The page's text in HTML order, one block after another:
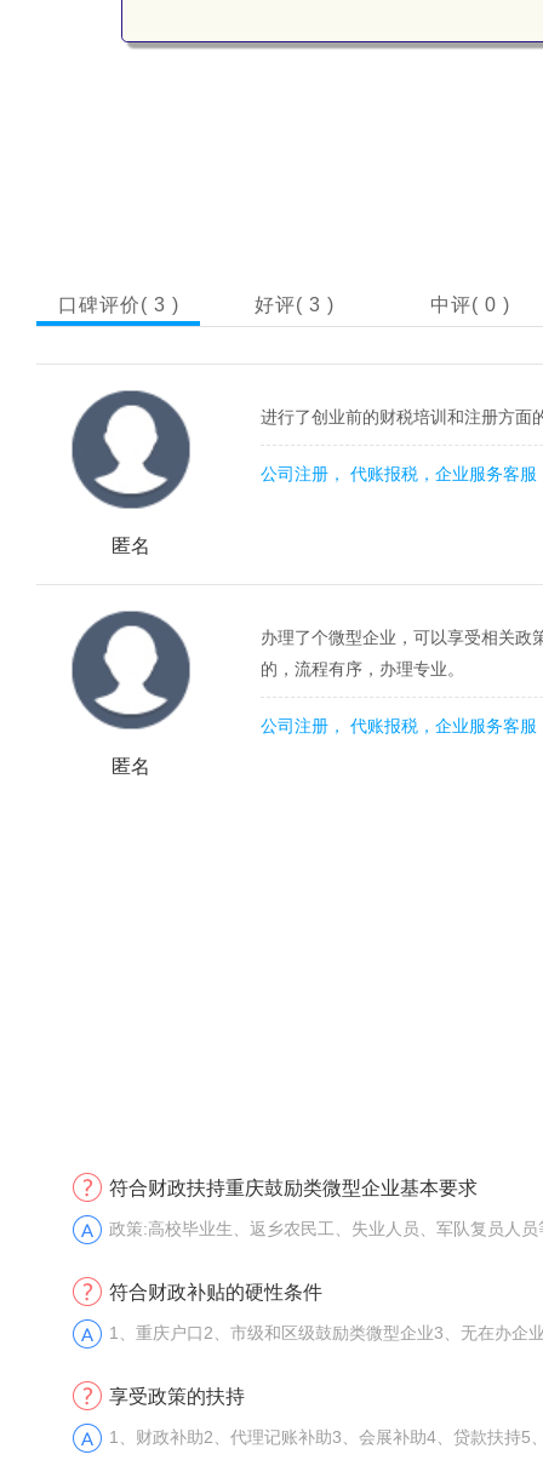
口碑评价( 3 ) 好评( 3 ) 中评( 0 )
匿名
进行了创业前的财税培训和注册方面
公司注册， 代账报税，企业服务客服
匿名
办理了个微型企业，可以享受相关政
的，流程有序，办理专业。
公司注册， 代账报税，企业服务客服
符合财政扶持重庆鼓励类微型企业基本要求
政策:高校毕业生、返乡农民工、失业人员、军队复员人
符合财政补贴的硬性条件
1、重庆户口2、市级和区级鼓励类微型企业3、无在办企
享受政策的扶持
1、财政补助2、代理记账补助3、会展补助4、贷款扶持5